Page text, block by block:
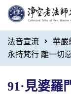
法音宣流 華嚴
永持梵行 離一切
91·見婆羅